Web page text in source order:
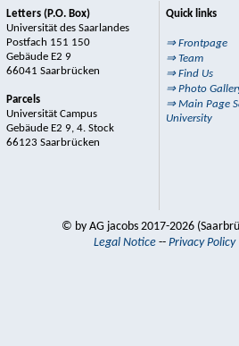
Letters (P.O. Box)
Universität des Saarlandes
Postfach 151 150
Gebäude E2 9
66041 Saarbrücken
Parcels
Universität Campus
Gebäude E2 9, 4. Stock
66123 Saarbrücken
Quick links
⇒ Frontpage
⇒ Team
⇒ Find Us
⇒ Photo
⇒ Main Page
University
© by AG jacobs 2017-2026
Legal Notice-- Privacy Policy